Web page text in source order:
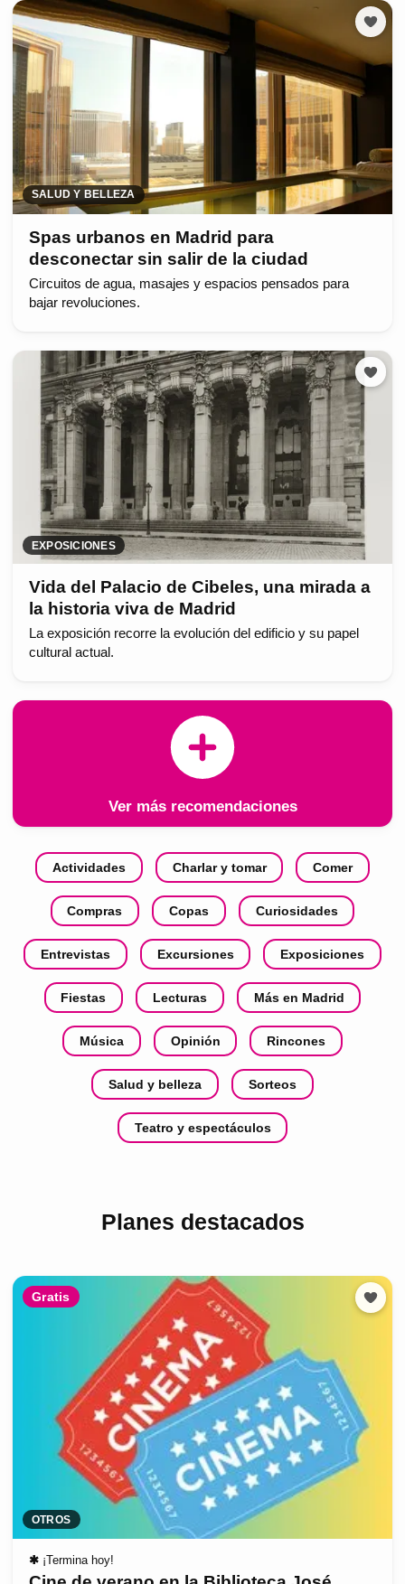
SALUD Y BELLEZA
Spas urbanos en Madrid para
desconectar sin salir de la ciudad
Circuitos de agua, masajes y espacios pensados para
bajar revoluciones.
EXPOSICIONES
Vida del Palacio de Cibeles, una mirada a
la historia viva de Madrid
La exposición recorre la evolución del edificio y su papel
cultural actual.
Ver más recomendaciones
Actividades Charlar y tomar Comer
Compras Copas Curiosidades
Entrevistas Excursiones Exposiciones
Fiestas Lecturas Más en Madrid
Música Opinión Rincones
Salud y belleza Sorteos
Teatro y espectáculos
Planes destacados
Gratis
OTROS
✱ ¡Termina hoy!